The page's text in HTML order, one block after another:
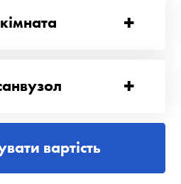
кімната +
+
вартість